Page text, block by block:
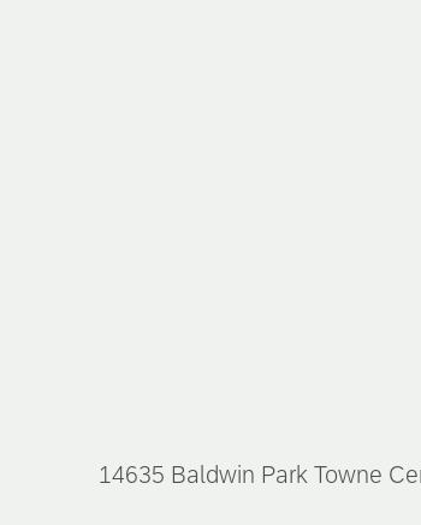
14635 Baldwin Park Towne